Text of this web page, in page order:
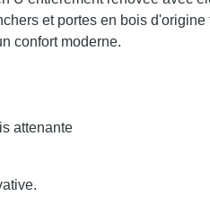
et portes en bois d'origine
confort moderne.
attenante